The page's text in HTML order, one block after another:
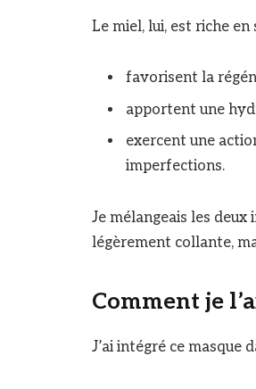
Le miel, lui, est riche
favorisent la
apportent une
exercent une
imperfections.
Je mélangeais les
légèrement collante,
Comment je
J’ai intégré ce masque